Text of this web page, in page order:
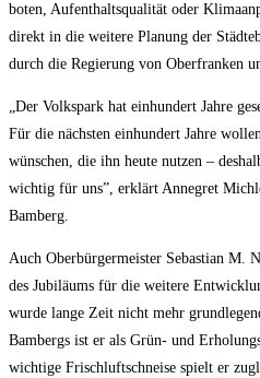
bo­ten, Auf­ent­halts­qua­li­tät oder
direkt in die wei­te­re Pla­nung der
durch die Regie­rung von Ober­fran­ken
„Der Volks­park hat ein­hun­dert Jah­re
Für die nächs­ten ein­hun­dert Jah­re
wün­schen, die ihn heu­te nut­zen –
wich­tig für uns”, erklärt Anne­gret
Bamberg.
Auch Ober­bür­ger­meis­ter Sebas­ti­an M.
des Jubi­lä­ums für die wei­te­re
wur­de lan­ge Zeit nicht mehr
Bam­bergs ist er als Grün- und
wich­ti­ge Frisch­luft­schnei­se spielt er